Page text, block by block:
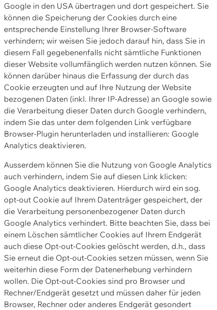
Google in den USA übertragen und dort gespeichert. Sie
können die Speicherung der Cookies durch eine
entsprechende Einstellung Ihrer Browser-Software
verhindern; wir weisen Sie jedoch darauf hin, dass Sie in
diesem Fall gegebenenfalls nicht sämtliche Funktionen
dieser Website vollumfänglich werden nutzen können. Sie
können darüber hinaus die Erfassung der durch das
Cookie erzeugten und auf Ihre Nutzung der Website
bezogenen Daten (inkl. Ihrer IP-Adresse) an Google sowie
die Verarbeitung dieser Daten durch Google verhindern,
indem Sie das unter dem folgenden Link verfügbare
Browser-Plugin herunterladen und installieren: Google
Analytics deaktivieren.
Ausserdem können Sie die Nutzung von Google Analytics
auch verhindern, indem Sie auf diesen Link klicken:
Google Analytics deaktivieren. Hierdurch wird ein sog.
opt-out Cookie auf Ihrem Datenträger gespeichert, der
die Verarbeitung personenbezogener Daten durch
Google Analytics verhindert. Bitte beachten Sie, dass bei
einem Löschen sämtlicher Cookies auf Ihrem Endgerät
auch diese Opt-out-Cookies gelöscht werden, d.h., dass
Sie erneut die Opt-out-Cookies setzen müssen, wenn Sie
weiterhin diese Form der Datenerhebung verhindern
wollen. Die Opt-out-Cookies sind pro Browser und
Rechner/Endgerät gesetzt und müssen daher für jeden
Browser, Rechner oder anderes Endgerät gesondert